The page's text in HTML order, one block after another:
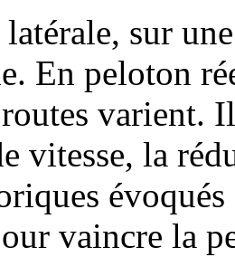
sur
En peloton
varient.
vitesse, la
vaincre la